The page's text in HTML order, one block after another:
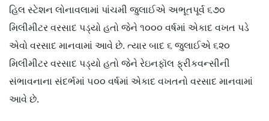
હિલ સ્ટેશન લોનાવલામાં પાંચમી જુલાઈએ અભૂતપૂર્વ ૬૭૦
મિલીમીટર વરસાદ પડ્યો હતો જેને ૧૦૦૦ વર્ષમાં એકાદ વખત પડે
એવો વરસાદ માનવામાં આવે છે. ત્યાર બાદ ૬ જુલાઈએ ૬૨૦
મિલીમીટર વરસાદ પડ્યો હતો જેને રેઇનફૉલ ફ્રીકવન્સીની
સંભાવનાના સંદર્ભમાં ૫૦૦ વર્ષમાં એકાદ વખતનો વરસાદ માનવામાં
આવે છે.